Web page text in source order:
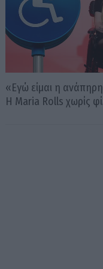
«Εγώ είμαι η
Η Maria Rolls χωρίς